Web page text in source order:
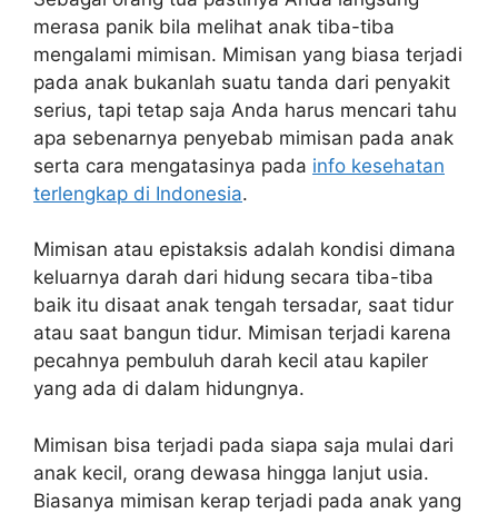
merasa panik bila melihat anak tiba-tiba
mengalami mimisan. Mimisan yang biasa terjadi
pada anak bukanlah suatu tanda dari penyakit
serius, tapi tetap saja Anda harus mencari tahu
apa sebenarnya penyebab mimisan pada anak
serta cara mengatasinya pada info kesehatan
terlengkap di Indonesia.
Mimisan atau epistaksis adalah kondisi dimana
keluarnya darah dari hidung secara tiba-tiba
baik itu disaat anak tengah tersadar, saat tidur
atau saat bangun tidur. Mimisan terjadi karena
pecahnya pembuluh darah kecil atau kapiler
yang ada di dalam hidungnya.
Mimisan bisa terjadi pada siapa saja mulai dari
anak kecil, orang dewasa hingga lanjut usia.
Biasanya mimisan kerap terjadi pada anak yang